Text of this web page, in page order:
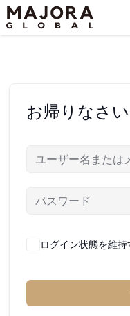
Skip
Skip
お帰りなさい
ログイン状態を維持